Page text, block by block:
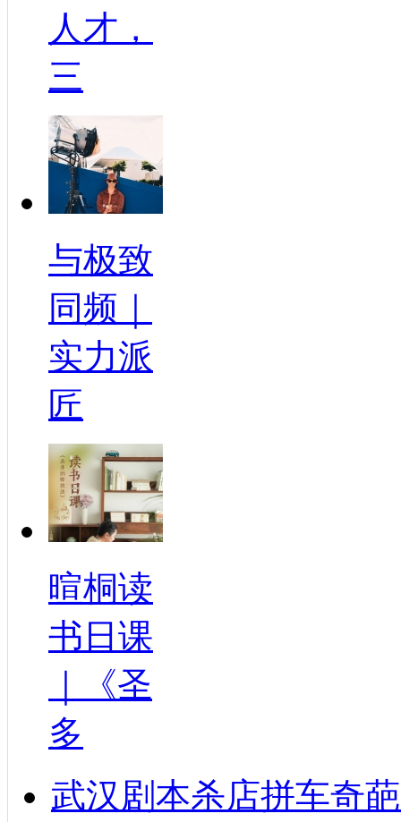
人才，
三
与极致
同频｜
实力派
匠
暄桐读
书日课
｜《圣
多
武汉剧本杀店拼车奇